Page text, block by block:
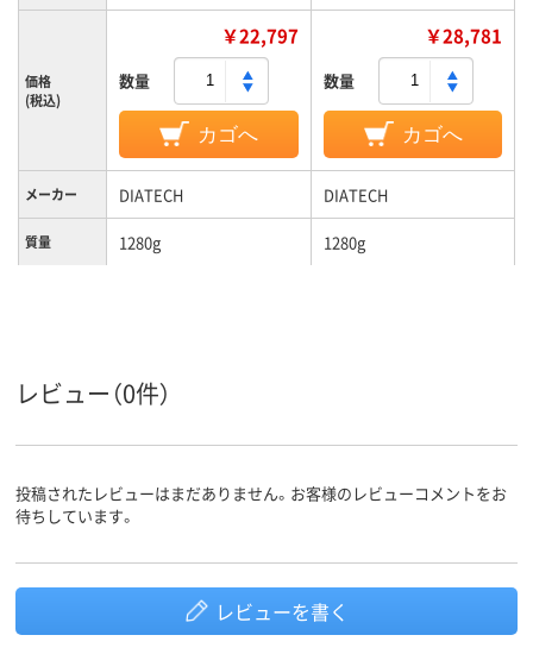
価格
(税込)
￥22,797
数量
カゴへ
￥28,781
数量
カゴへ
メーカー DIATECH DIATECH
質量 1280g 1280g
レビュー（0件）
投稿されたレビューはまだありません。お客様のレビューコメントをお
待ちしています。
レビューを書く